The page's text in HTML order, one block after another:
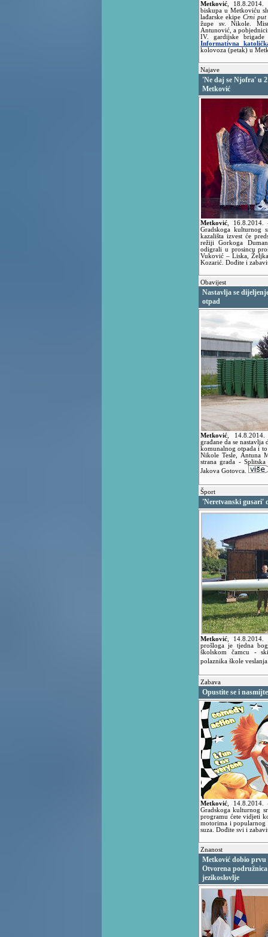
Metković
18.8.2014.
biskupa u Metkoviću
lađarske ekipeCrni put
župe sv. Nikole.
Antunović, a
IV. gardijske brigade
Informativna
kolovoza (petak) u
Najave
'Ne daj se Njofra' u
Metković
Metković 16.8.2014.
Gradskoga kulturnog
kazališta izvest će
režiji Gorkoga
odigrali u prosincu
Vuković – Liska,
Kozarić. Dođite i
Obavijest
Nastavlja se
otpad
Metković
građane da se nastavlja
komunalnog otpada i to
Nikole Tesle, Antuna
strana grada -
Jakova Gotovca.
Šport
'Neretvanski gusari'
Metković
14.8.2014.
prošloga je tjedna
školskom čamcu -
polaznika škole
Zabava
Opustite se i
Metković 14.8.2014.
Gradskoga kulturnog
programu ćete vidjeti
motorima i popularnog
suza. Dođite svi i
Znanost
Metković dobio prvu
Otvorena
jezikoslovlje